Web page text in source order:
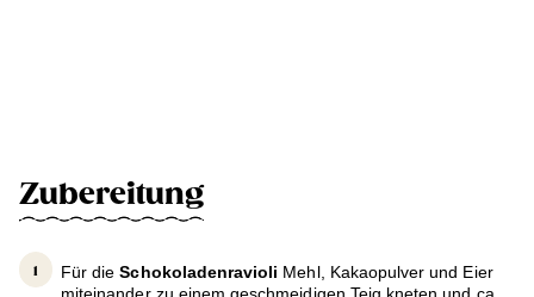
Zubereitung
Für dieSchokoladenravioli Mehl, Kakaopulver und Eier